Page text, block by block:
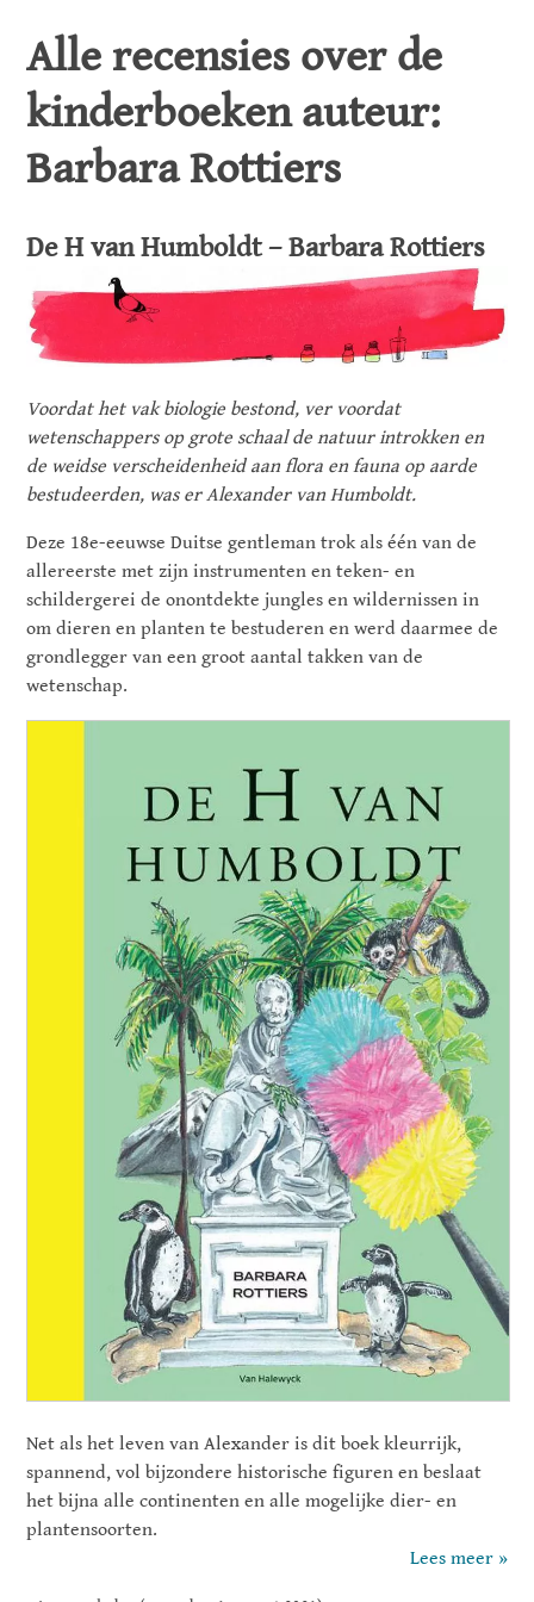
Alle recensies over de
kinderboeken auteur:
Barbara Rottiers
De H van Humboldt – Barbara Rottiers
Voordat het vak biologie bestond, ver voordat
wetenschappers op grote schaal de natuur introkken en
de weidse verscheidenheid aan flora en fauna op aarde
bestudeerden, was er Alexander van Humboldt.
Deze 18e-eeuwse Duitse gentleman trok als één van de
allereerste met zijn instrumenten en teken- en
schildergerei de onontdekte jungles en wildernissen in
om dieren en planten te bestuderen en werd daarmee de
grondlegger van een groot aantal takken van de
wetenschap.
Net als het leven van Alexander is dit boek kleurrijk,
spannend, vol bijzondere historische figuren en beslaat
het bijna alle continenten en alle mogelijke dier- en
plantensoorten.
Lees meer »